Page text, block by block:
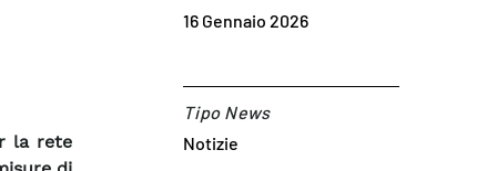
la rete
16 Gennaio 2026
Tipo News
Notizie